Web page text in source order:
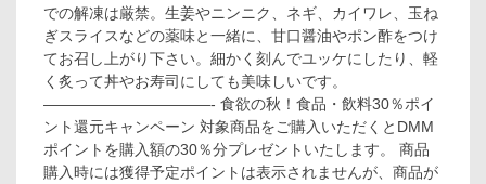
での解凍は厳禁。生姜やニンニク、ネギ、カイワレ、玉ね
ぎスライスなどの薬味と一緒に、甘口醤油やポン酢をつけ
てお召し上がり下さい。細かく刻んでユッケにしたり、軽
く炙って丼やお寿司にしても美味しいです。
———————————- 食欲の秋！食品・飲料30％ポイ
ント還元キャンペーン 対象商品をご購入いただくとDMM
ポイントを購入額の30％分プレゼントいたします。 商品
購入時には獲得予定ポイントは表示されませんが、商品が